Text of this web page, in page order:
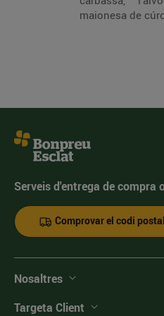
maionesa de
Serveis d'entrega de compra
Comprovar el codi postal
Nosaltres
Targeta Client